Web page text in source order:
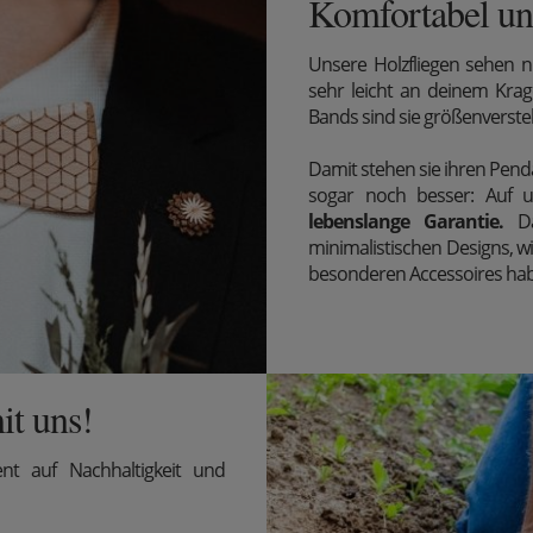
Komfortabel
Unsere Holzfliegen sehen
sehr leicht an deinem
Bands sind sie
Damit stehen sie ihren
sogar noch besser: Auf
lebenslange Garantie.
minimalistischen Designs,
besonderen Accessoires
uns!
auf Nachhaltigkeit und